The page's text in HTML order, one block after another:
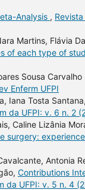
Analysis ,
Martins, Flávia
of each type of
Sousa Carvalho
Enferm UFPI
Iana Tosta Santana,
da UFPI: v. 6 n. 2
Caline Lizânia
surgery:
Antonia
Contributions
da UFPI: v. 5 n. 4